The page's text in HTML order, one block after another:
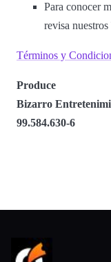
Para conocer
revisa
Términos y
Produce
Bizarro
99.584.630-6